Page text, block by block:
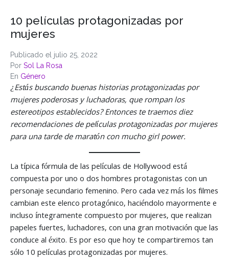
Publicado el julio 25, 2022
Por Sol La Rosa
En Género
10 películas protagonizadas por
mujeres
¿Estás buscando buenas historias protagonizadas por
mujeres poderosas y luchadoras, que rompan los
estereotipos establecidos? Entonces te traemos diez
recomendaciones de películas protagonizadas por mujeres
para una tarde de maratón con mucho girl power.
La típica fórmula de las películas de Hollywood está
compuesta por uno o dos hombres protagonistas con un
personaje secundario femenino. Pero cada vez más los filmes
cambian este elenco protagónico, haciéndolo mayormente e
incluso íntegramente compuesto por mujeres, que realizan
papeles fuertes, luchadores, con una gran motivación que las
conduce al éxito. Es por eso que hoy te compartiremos tan
sólo 10 películas protagonizadas por mujeres.